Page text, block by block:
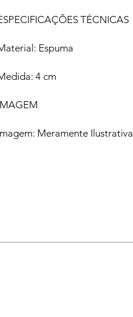
TÉCNICAS
Espuma
4 cm
Meramente Ilustrativa